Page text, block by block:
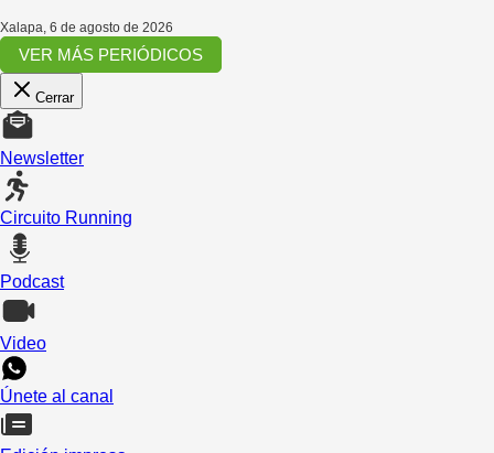
Xalapa, 6 de agosto de 2026
VER MÁS PERIÓDICOS
Cerrar
Newsletter
Circuito Running
Podcast
Video
Únete al canal